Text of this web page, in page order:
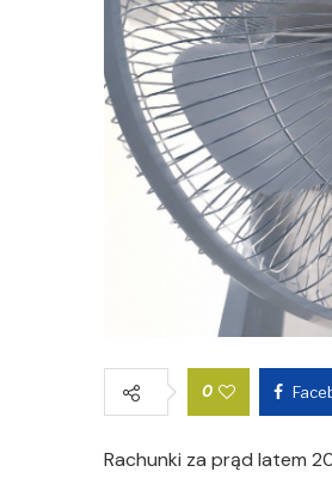
0
Rachunki za prąd latem